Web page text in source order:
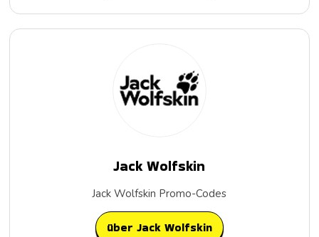
Jack Wolfskin
Jack Wolfskin Promo-Codes
über Jack Wolfskin